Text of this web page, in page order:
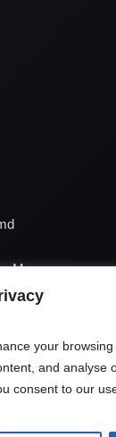
your
and analyse
consent to our
Молдова
Reserved